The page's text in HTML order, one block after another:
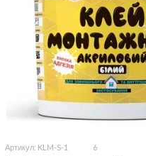
Артикул: KLM-S-1 6